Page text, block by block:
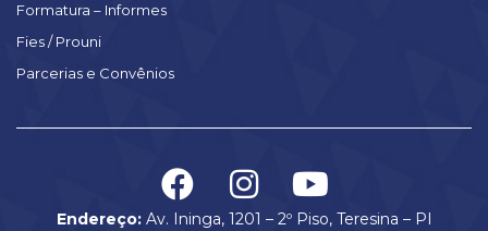
Formatura – Informes
Fies / Prouni
Parcerias e Convênios
Endereço:Av. Ininga, 1201 – 2º Piso, Teresina – PI